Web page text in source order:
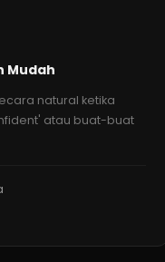
Mudah
natural ketika
atau buat-buat